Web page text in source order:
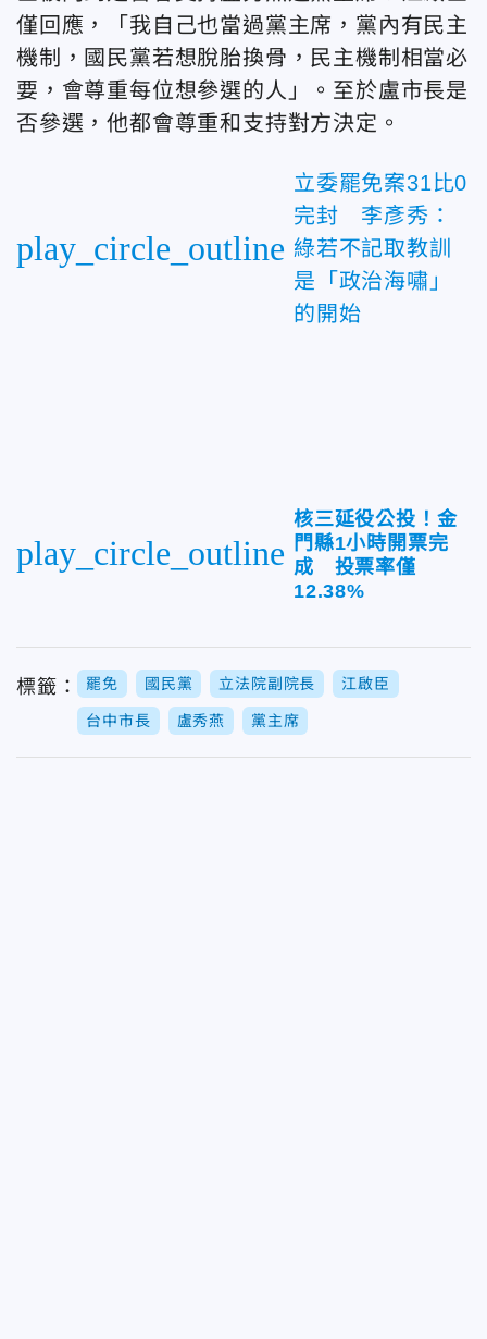
僅回應，「我自己也當過黨主席，黨內有民主
機制，國民黨若想脫胎換骨，民主機制相當必
要，會尊重每位想參選的人」。至於盧市長是
否參選，他都會尊重和支持對方決定。
play_circle_outline
立委罷免案31比0
完封 李彥秀：
綠若不記取教訓
是「政治海嘯」
的開始
play_circle_outline
核三延役公投！金
門縣1小時開票完
成 投票率僅
12.38%
標籤： 罷免 國民黨 立法院副院長 江啟臣
台中市長 盧秀燕 黨主席